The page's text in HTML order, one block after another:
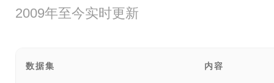
2009年至今实时更新
数据集 内容